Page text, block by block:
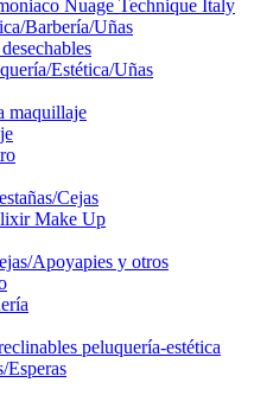
Nuage Technique Italy
Barbería/Uñas
Estética/Uñas
maquillaje
Cejas
Make Up
Apoyapies y otros
peluquería-estética
Esperas